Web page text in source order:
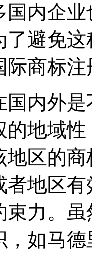
国内企
了避免
际商标
国内外
的地域
地区的
者地区
束力。
，如马